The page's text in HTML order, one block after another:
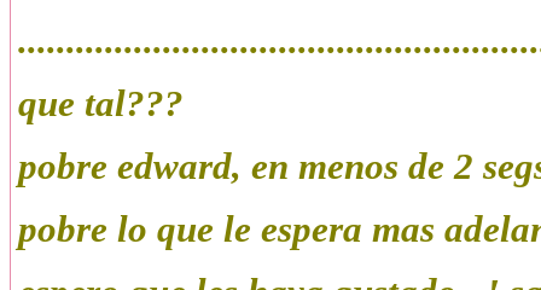
que tal???
pobre edward, en menos de 2
pobre lo que le espera mas